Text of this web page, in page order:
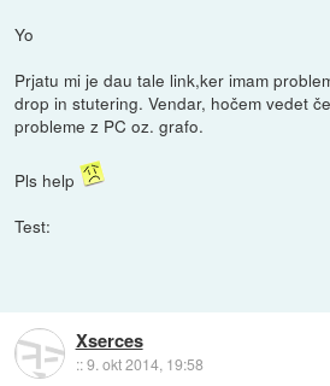
Yo
Prjatu mi je dau tale link,ker imam
drop in stutering. Vendar, hočem vedet
probleme z PC oz. grafo.
Pls help
Test:
Xserces
::9. okt 2014, 19:58